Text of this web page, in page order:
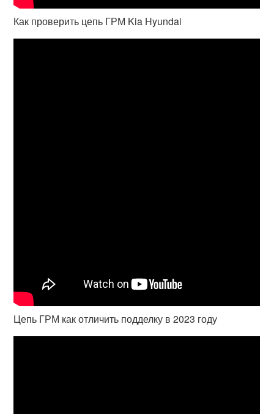
Как проверить цепь ГРМ Kia Hyundai
Цепь ГРМ как отличить подделку в 2023 году